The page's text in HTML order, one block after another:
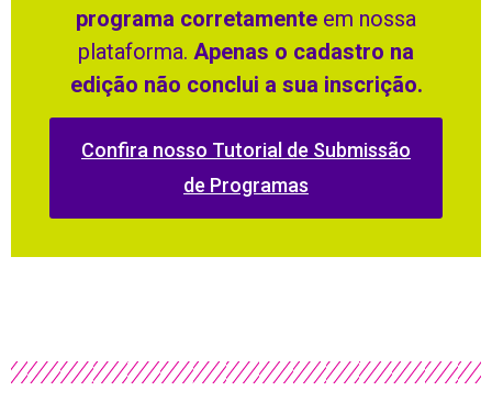
programa corretamente em nossa
plataforma. Apenas o cadastro na
edição não conclui a sua inscrição.
Confira nosso Tutorial de Submissão
de Programas